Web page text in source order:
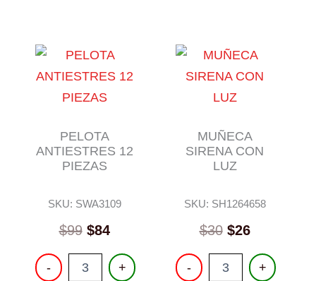
PELOTA
ANTIESTRES 12
PIEZAS
SKU: SWA3109
$99 $84
-
PELOTA
ANTIESTRES
+
MUÑECA
SIRENA CON
LUZ
SKU: SH1264658
$30 $26
-
MUÑECA
SIRENA
+